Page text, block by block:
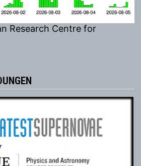
Research Centre for